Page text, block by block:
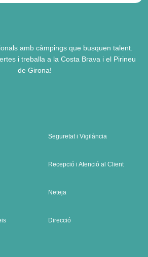
amb càmpings que busquen talent.
i treballa a la Costa Brava i el Pirineu
de Girona!
Seguretat i Vigilància
Recepció i Atenció al Client
Neteja
Direcció